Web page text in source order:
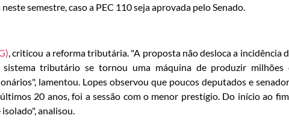
semestre, caso a PEC 110 seja aprovada pelo Senado.
, criticou a reforma tributária. "A proposta não desloca a incidência
tributário se tornou uma máquina de produzir milhões
lamentou. Lopes observou que poucos deputados e
20 anos, foi a sessão com o menor prestígio. Do início ao
analisou.